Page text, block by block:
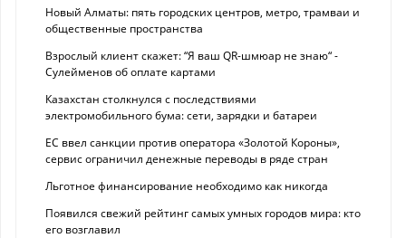
Новый Алматы: пять городских центров, метро, трамваи и
общественные пространства
Взрослый клиент скажет: “Я ваш QR-шмюар не знаю“ -
Сулейменов об оплате картами
Казахстан столкнулся с последствиями
электромобильного бума: сети, зарядки и батареи
ЕС ввел санкции против оператора «Золотой Короны»,
сервис ограничил денежные переводы в ряде стран
Льготное финансирование необходимо как никогда
Появился свежий рейтинг самых умных городов мира: кто
его возглавил